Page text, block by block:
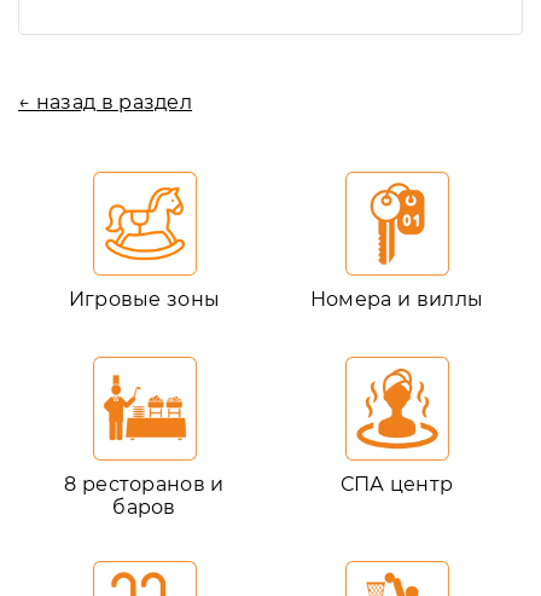
← назад в раздел
Игровые зоны Номера и виллы
8 ресторанов и
баров
СПА центр